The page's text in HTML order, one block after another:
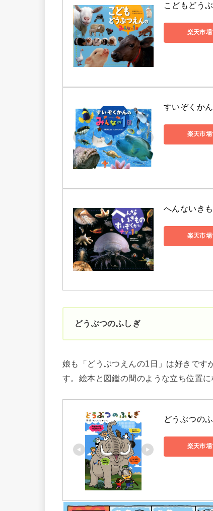
こどもどう
楽天市
すいぞくか
楽天市
へんないき
楽天市
どうぶつのふしぎ
娘も「どうぶつえんの1日」は好きです
す。絵本と図鑑の間のような立ち位置
どうぶつの
楽天市